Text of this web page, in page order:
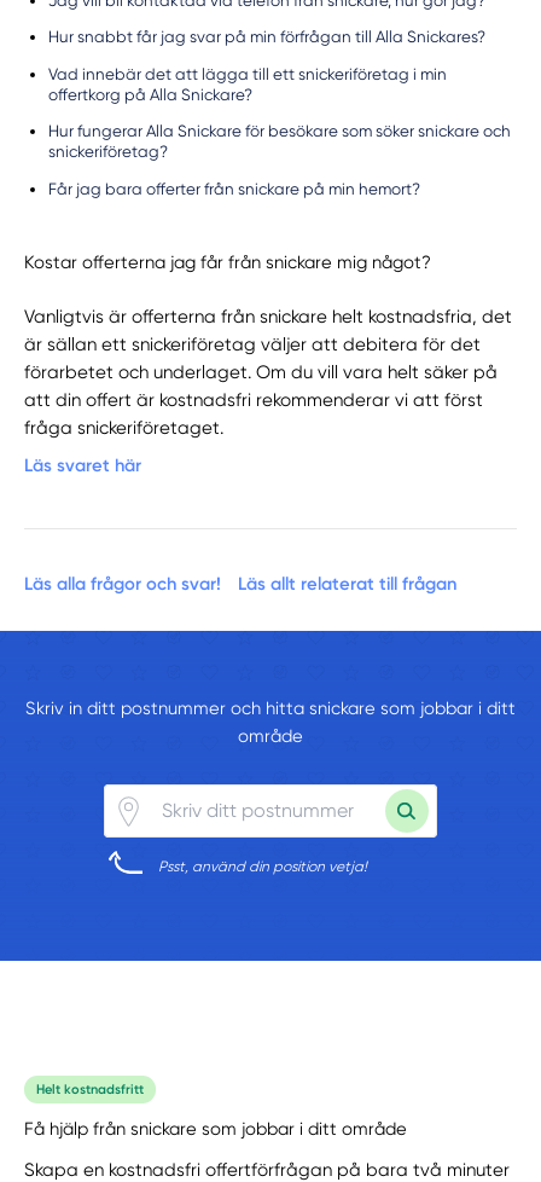
Hur snabbt får jag svar på min förfrågan till Alla Snickares?
Vad innebär det att lägga till ett snickeriföretag i min
offertkorg på Alla Snickare?
Hur fungerar Alla Snickare för besökare som söker snickare och
snickeriföretag?
Får jag bara offerter från snickare på min hemort?
Kostar offerterna jag får från snickare mig något?
Vanligtvis är offerterna från snickare helt kostnadsfria, det
är sällan ett snickeriföretag väljer att debitera för det
förarbetet och underlaget. Om du vill vara helt säker på
att din offert är kostnadsfri rekommenderar vi att först
fråga snickeriföretaget.
Läs svaret här
Läs alla frågor och svar! Läs allt relaterat till frågan
Skriv in ditt postnummer och hitta snickare som jobbar i ditt
område
Psst, använd din position vetja!
Helt kostnadsfritt
Få hjälp från snickare som jobbar i ditt område
Skapa en kostnadsfri offertförfrågan på bara två minuter